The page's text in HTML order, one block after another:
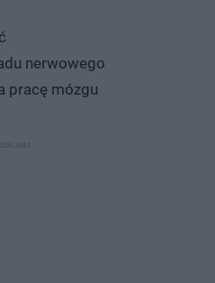
nerwowego
pracę mózgu